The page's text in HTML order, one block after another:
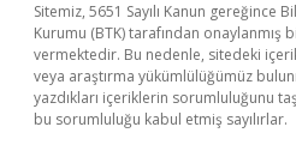
Sitemiz, 5651 Sayılı Kanun gereğince
Kurumu (BTK) tarafından onaylanmış
vermektedir. Bu nedenle, sitedeki
veya araştırma yükümlülüğümüz
yazdıkları içeriklerin sorumluluğunu
bu sorumluluğu kabul etmiş sayılırlar.